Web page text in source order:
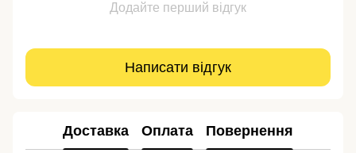
Додайте перший відгук
Написати відгук
Доставка Оплата Повернення